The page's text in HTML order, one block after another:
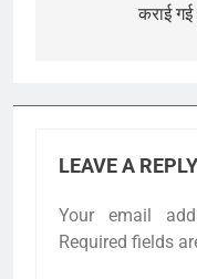
कराई
LEAVE A REPLY
Your email
Required fields